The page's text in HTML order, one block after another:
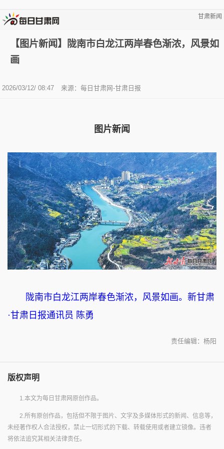
甘肃新闻
【图片新闻】陇南市白龙江两岸春色渐浓，风景如
画
2026/03/12/ 08:47 来源：每日甘肃网-甘肃日报
图片新闻
陇南市白龙江两岸春色渐浓，风景如画。新甘肃
·甘肃日报通讯员 陈勇
责任编辑：杨阳
版权声明
1.本文为每日甘肃网原创作品。
2.所有原创作品，包括但不限于图片、文字及多媒体形式的新闻、信息等，
未经著作权人合法授权，禁止一切形式的下载、转载使用或者建立镜像。违者
将依法追究其相关法律责任。